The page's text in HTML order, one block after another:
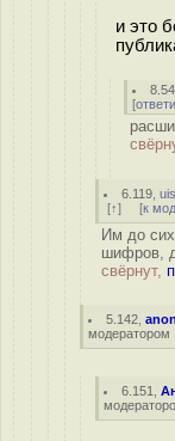
и это
8.54
[
6.119 ,uis
[↑] [к
Им до
шифров,
свёрнут,
5.142 ,
модератором
6.151 ,